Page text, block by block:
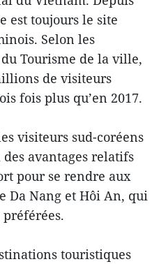
est toujours le site
Selon les
Tourisme de la ville,
de visiteurs
fois plus qu’en 2017.
visiteurs sud-coréens
avantages relatifs
pour se rendre aux
Da Nang et Hôi An, qui
touristiques